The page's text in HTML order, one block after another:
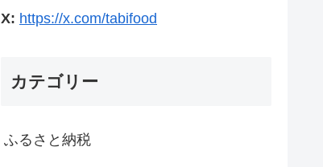
X: https://x.com/tabifood
カテゴリー
ふるさと納税